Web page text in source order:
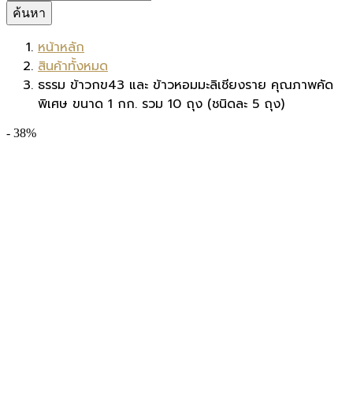
ค้นหา
หน้าหลัก
สินค้าทั้งหมด
ธรรม ข้าวกข43 และ ข้าวหอมมะลิเชียงราย คุณภาพคัด
พิเศษ ขนาด 1 กก. รวม 10 ถุง (ชนิดละ 5 ถุง)
- 38%